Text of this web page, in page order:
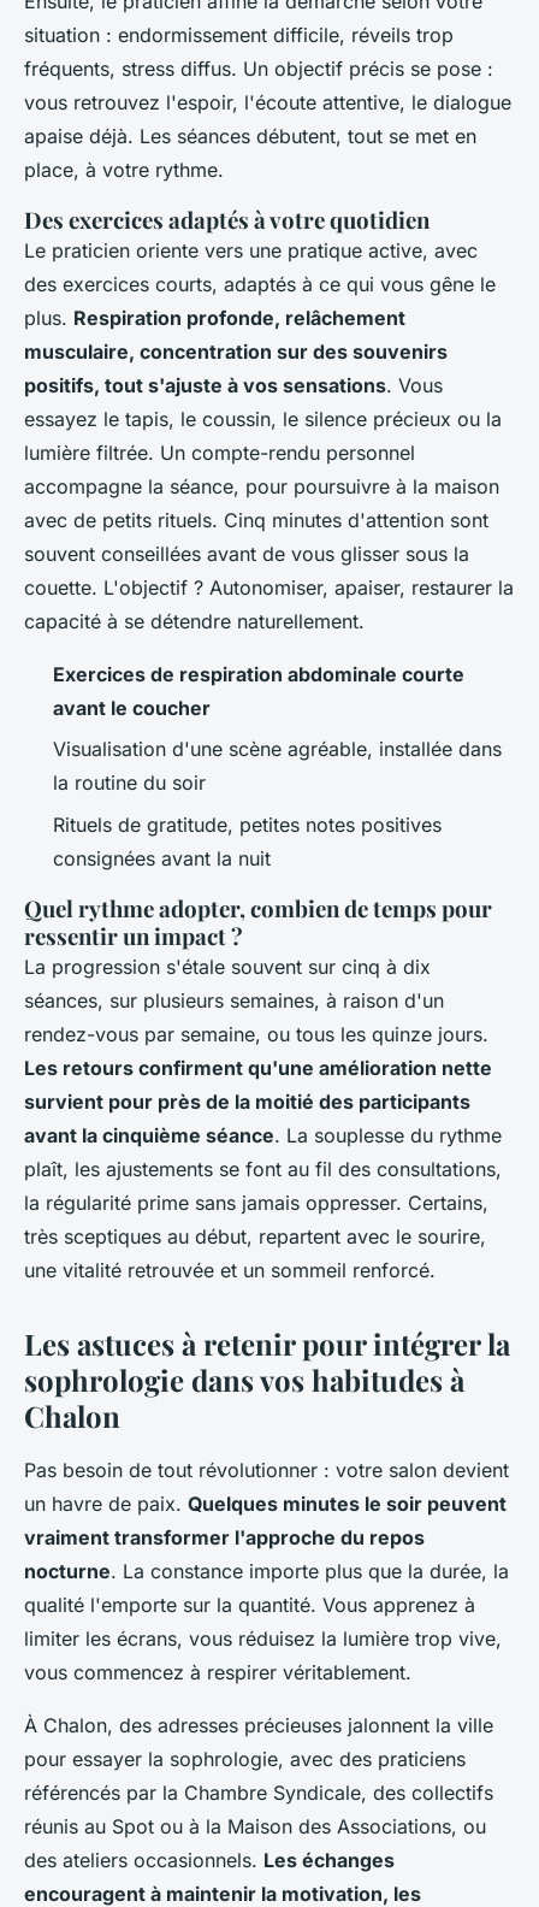
situation : endormissement difficile, réveils trop
fréquents, stress diffus. Un objectif précis se pose :
vous retrouvez l'espoir, l'écoute attentive, le dialogue
apaise déjà. Les séances débutent, tout se met en
place, à votre rythme.
Des exercices adaptés à votre quotidien
Le praticien oriente vers une pratique active, avec
des exercices courts, adaptés à ce qui vous gêne le
plus. Respiration profonde, relâchement
musculaire, concentration sur des souvenirs
positifs, tout s'ajuste à vos sensations. Vous
essayez le tapis, le coussin, le silence précieux ou la
lumière filtrée. Un compte-rendu personnel
accompagne la séance, pour poursuivre à la maison
avec de petits rituels. Cinq minutes d'attention sont
souvent conseillées avant de vous glisser sous la
couette. L'objectif ? Autonomiser, apaiser, restaurer la
capacité à se détendre naturellement.
Exercices de respiration abdominale courte
avant le coucher
Visualisation d'une scène agréable, installée dans
la routine du soir
Rituels de gratitude, petites notes positives
consignées avant la nuit
Quel rythme adopter, combien de temps pour
ressentir un impact ?
La progression s'étale souvent sur cinq à dix
séances, sur plusieurs semaines, à raison d'un
rendez-vous par semaine, ou tous les quinze jours.
Les retours confirment qu'une amélioration nette
survient pour près de la moitié des participants
avant la cinquième séance. La souplesse du rythme
plaît, les ajustements se font au fil des consultations,
la régularité prime sans jamais oppresser. Certains,
très sceptiques au début, repartent avec le sourire,
une vitalité retrouvée et un sommeil renforcé.
Les astuces à retenir pour intégrer la
sophrologie dans vos habitudes à
Chalon
Pas besoin de tout révolutionner : votre salon devient
un havre de paix. Quelques minutes le soir peuvent
vraiment transformer l'approche du repos
nocturne. La constance importe plus que la durée, la
qualité l'emporte sur la quantité. Vous apprenez à
limiter les écrans, vous réduisez la lumière trop vive,
vous commencez à respirer véritablement.
À Chalon, des adresses précieuses jalonnent la ville
pour essayer la sophrologie, avec des praticiens
référencés par la Chambre Syndicale, des collectifs
réunis au Spot ou à la Maison des Associations, ou
des ateliers occasionnels. Les échanges
encouragent à maintenir la motivation, les